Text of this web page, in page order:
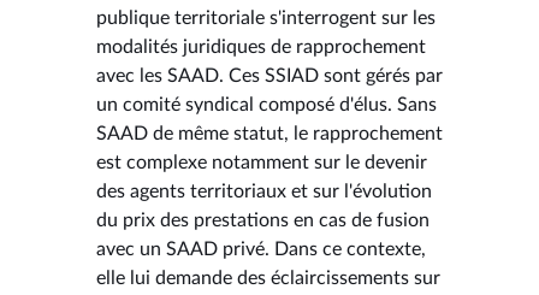
publique territoriale s'interrogent sur les
modalités juridiques de rapprochement
avec les SAAD. Ces SSIAD sont gérés par
un comité syndical composé d'élus. Sans
SAAD de même statut, le rapprochement
est complexe notamment sur le devenir
des agents territoriaux et sur l'évolution
du prix des prestations en cas de fusion
avec un SAAD privé. Dans ce contexte,
elle lui demande des éclaircissements sur